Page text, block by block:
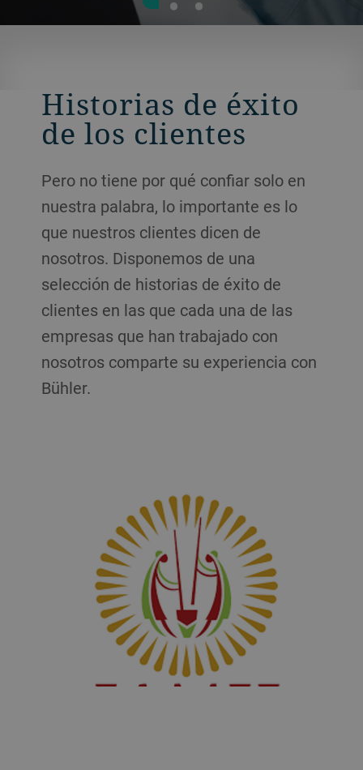
Historias de éxito
de los clientes
Pero no tiene por qué confiar solo en
nuestra palabra, lo importante es lo
que nuestros clientes dicen de
nosotros. Disponemos de una
selección de historias de éxito de
clientes en las que cada una de las
empresas que han trabajado con
nosotros comparte su experiencia con
Bühler.